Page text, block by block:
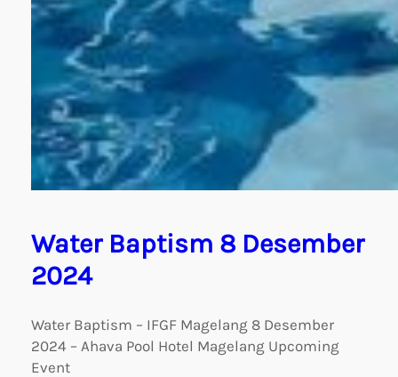
Water Baptism 8 Desember
2024
Water Baptism – IFGF Magelang 8 Desember
2024 – Ahava Pool Hotel Magelang Upcoming
Event